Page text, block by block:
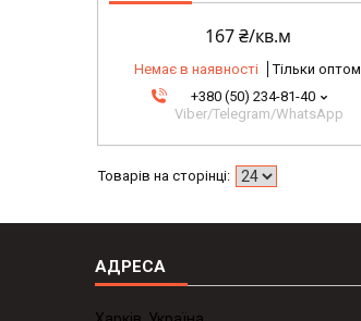
167 ₴/кв.м
Немає в наявності
Тільки оптом
+380 (50) 234-81-40
Viber/Telegram/WhatsApp